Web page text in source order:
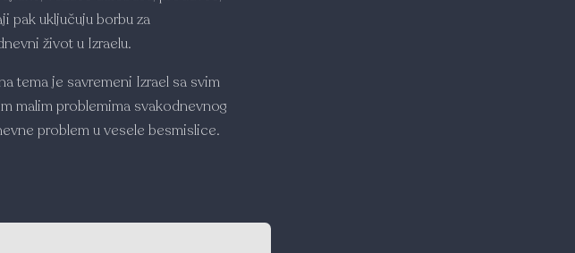
pak uključuju borbu za
život u Izraelu.
tema je savremeni Izrael sa svim
malim problemima svakodnevnog
problem u vesele besmislice.